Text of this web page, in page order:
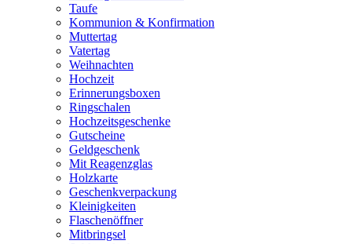
Taufe
Kommunion & Konfirmation
Muttertag
Vatertag
Weihnachten
Hochzeit
Erinnerungsboxen
Ringschalen
Hochzeitsgeschenke
Gutscheine
Geldgeschenk
Mit Reagenzglas
Holzkarte
Geschenkverpackung
Kleinigkeiten
Flaschenöffner
Mitbringsel